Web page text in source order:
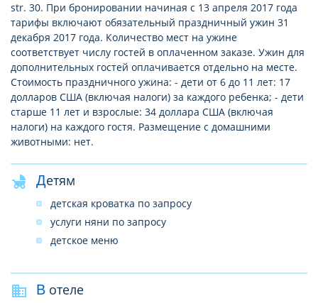
str. 30. При бронировании начиная с 13 апреля 2017 года
тарифы включают обязательный праздничный ужин 31
декабря 2017 года. Количество мест на ужине
соответствует числу гостей в оплаченном заказе. Ужин для
дополнительных гостей оплачивается отдельно на месте.
Стоимость праздничного ужина: - дети от 6 до 11 лет: 17
долларов США (включая налоги) за каждого ребенка; - дети
старше 11 лет и взрослые: 34 доллара США (включая
налоги) на каждого гостя. Размещение с домашними
животными: нет.
Детям
детская кроватка по запросу
услуги няни по запросу
детское меню
В отеле